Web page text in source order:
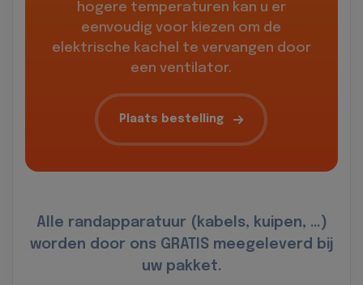
hogere temperaturen kan u er
eenvoudig voor kiezen om de
elektrische kachel te vervangen door
een ventilator.
Plaats bestelling
Alle randapparatuur (kabels, kuipen, …)
worden door ons GRATIS meegeleverd bij
uw pakket.